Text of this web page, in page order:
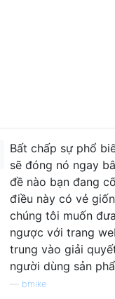
Bất chấp sự phổ
sẽ đóng nó ngay
đề nào bạn đang
điều này có vẻ
chúng tôi muốn
ngược với trang
trung vào giải
người dùng sản
bmike